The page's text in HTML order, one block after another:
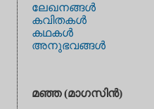
ലേഖനങ്ങള്‍
കവിതകള്‍
കഥകള്‍
അനുഭവങ്ങള്‍
മഞ്ഞ (മാഗസിന്‍)